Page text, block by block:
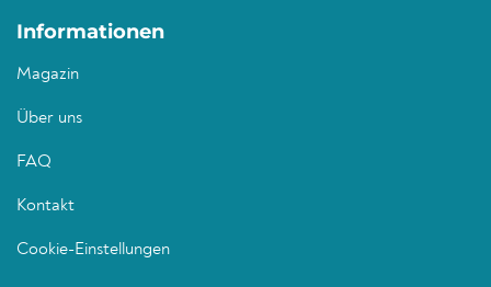
Informationen
Magazin
Über uns
FAQ
Kontakt
Cookie-Einstellungen